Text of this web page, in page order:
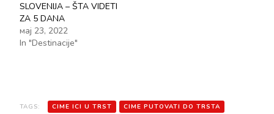
SLOVENIJA – ŠTA VIDETI
ZA 5 DANA
мај 23, 2022
In "Destinacije"
TAGS: CIME ICI U TRST CIME PUTOVATI DO TRSTA